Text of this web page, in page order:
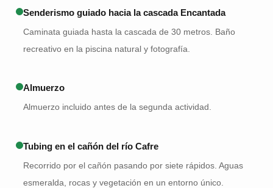
Senderismo guiado hacia la cascada Encantada
Caminata guiada hasta la cascada de 30 metros. Baño
recreativo en la piscina natural y fotografía.
Almuerzo
Almuerzo incluido antes de la segunda actividad.
Tubing en el cañón del río Cafre
Recorrido por el cañón pasando por siete rápidos. Aguas
esmeralda, rocas y vegetación en un entorno único.